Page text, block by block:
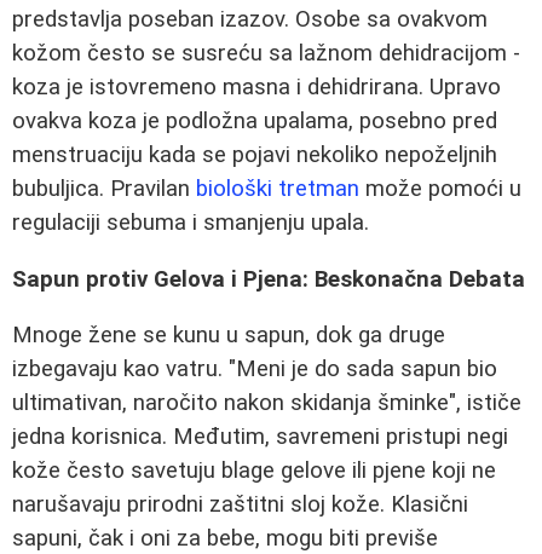
predstavlja poseban izazov. Osobe sa ovakvom
kožom često se susreću sa lažnom dehidracijom -
koza je istovremeno masna i dehidrirana. Upravo
ovakva koza je podložna upalama, posebno pred
menstruaciju kada se pojavi nekoliko nepoželjnih
bubuljica. Pravilan biološki tretman može pomoći u
regulaciji sebuma i smanjenju upala.
Sapun protiv Gelova i Pjena: Beskonačna Debata
Mnoge žene se kunu u sapun, dok ga druge
izbegavaju kao vatru. "Meni je do sada sapun bio
ultimativan, naročito nakon skidanja šminke", ističe
jedna korisnica. Međutim, savremeni pristupi negi
kože često savetuju blage gelove ili pjene koji ne
narušavaju prirodni zaštitni sloj kože. Klasični
sapuni, čak i oni za bebe, mogu biti previše